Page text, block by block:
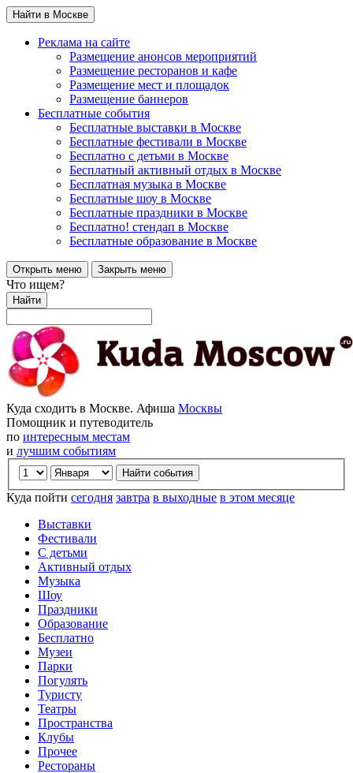
Найти в Москве
Реклама на сайте
Размещение анонсов мероприятий
Размещение ресторанов и кафе
Размещение мест и площадок
Размещение баннеров
Бесплатные события
Бесплатные выставки в Москве
Бесплатные фестивали в Москве
Бесплатно с детьми в Москве
Бесплатный активный отдых в Москве
Бесплатная музыка в Москве
Бесплатные шоу в Москве
Бесплатные праздники в Москве
Бесплатно! стендап в Москве
Бесплатные образование в Москве
Открыть меню Закрыть меню
Что ищем?
Найти
Куда сходить в Москве. Афиша Москвы
Помощник и путеводитель
по интересным местам
и лучшим событиям
Куда пойти сегодня завтра в выходные в этом месяце
Выставки
Фестивали
С детьми
Активный отдых
Музыка
Шоу
Праздники
Образование
Бесплатно
Музеи
Парки
Погулять
Туристу
Театры
Пространства
Клубы
Прочее
Рестораны